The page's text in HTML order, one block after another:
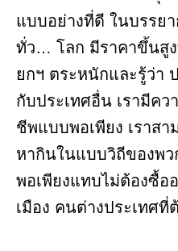
แบบอย่างที่ดี ในบรรย
ทั่ว… โลก มีราคาขึ้นสู
ยกฯ ตระหนักและรู้ว่า
กับประเทศอื่น เรามีคว
ชีพแบบพอเพียง เราสา
หากินในแบบวิถีของพว
พอเพียงแทบไม่ต้องซื้อ
เมือง คนต่างประเทศที่